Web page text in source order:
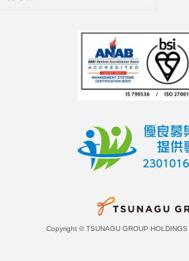
Copyright © TSUNAGU GROUP HOLDINGS